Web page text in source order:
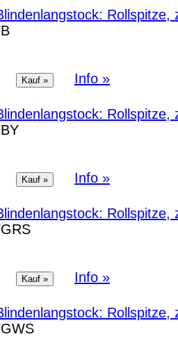
Info »
Info »
Info »